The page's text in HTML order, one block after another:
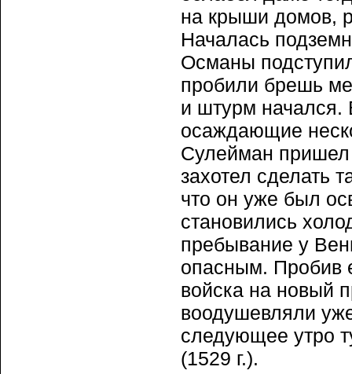
на крыши домов,
Началась
Османы
пробили брешь
и штурм начался.
осаждающие
Сулейман пришел
захотел сделать
что он уже был
становились
пребывание у
опасным. Пробив
войска на новый
воодушевляли
следующее утро
(1529 г.).